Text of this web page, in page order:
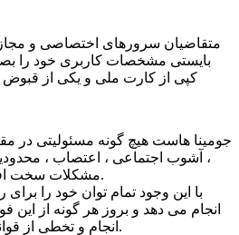
بایستی مشخصات کاربری خود را
کپی از کارت ملی و یکی از قبوض
، آشوب اجتماعی ، اعتصاب ،
مشکلات سخت افزاری ندارد و نخواهد داشت.
با این وجود تمام توان خود را
انجام می دهد و بروز هر گونه از این
انجام و تخطی از قوانین این تعهد نامه نخواهد شد.